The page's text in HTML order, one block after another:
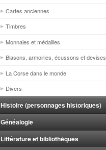
Cartes anciennes
Timbres
Monnaies et médailles
Blasons, armoiries, écussons et devises
La Corse dans le monde
Divers
Histoire (personnages historiques)
Généalogie
Littérature et bibliothèques